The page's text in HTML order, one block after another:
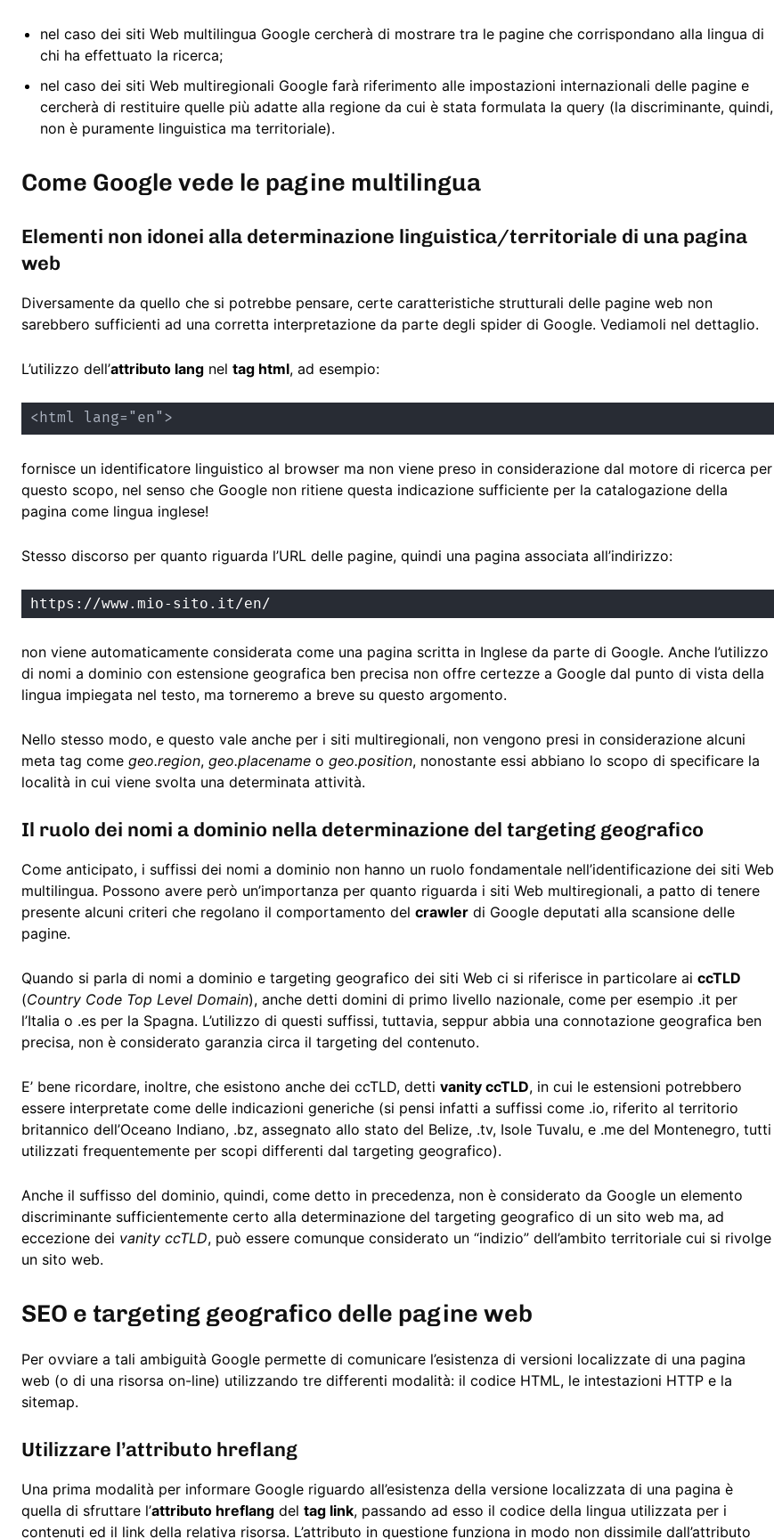
nel caso dei siti Web multilingua Google cercherà di mostrare tra le pagine che corrispondano alla lingua di
chi ha effettuato la ricerca;
nel caso dei siti Web multiregionali Google farà riferimento alle impostazioni internazionali delle pagine e
cercherà di restituire quelle più adatte alla regione da cui è stata formulata la query (la discriminante, quindi,
non è puramente linguistica ma territoriale).
Come Google vede le pagine multilingua
Elementi non idonei alla determinazione linguistica/territoriale di una pagina
web
Diversamente da quello che si potrebbe pensare, certe caratteristiche strutturali delle pagine web non
sarebbero sufficienti ad una corretta interpretazione da parte degli spider di Google. Vediamoli nel dettaglio.
L’utilizzo dell’attributo lang nel tag html, ad esempio:
<html lang="en">
fornisce un identificatore linguistico al browser ma non viene preso in considerazione dal motore di ricerca per
questo scopo, nel senso che Google non ritiene questa indicazione sufficiente per la catalogazione della
pagina come lingua inglese!
Stesso discorso per quanto riguarda l’URL delle pagine, quindi una pagina associata all’indirizzo:
https://www.mio-sito.it/en/
non viene automaticamente considerata come una pagina scritta in Inglese da parte di Google. Anche l’utilizzo
di nomi a dominio con estensione geografica ben precisa non offre certezze a Google dal punto di vista della
lingua impiegata nel testo, ma torneremo a breve su questo argomento.
Nello stesso modo, e questo vale anche per i siti multiregionali, non vengono presi in considerazione alcuni
meta tag come geo.region, geo.placename o geo.position, nonostante essi abbiano lo scopo di specificare la
località in cui viene svolta una determinata attività.
Il ruolo dei nomi a dominio nella determinazione del targeting geografico
Come anticipato, i suffissi dei nomi a dominio non hanno un ruolo fondamentale nell’identificazione dei siti Web
multilingua. Possono avere però un’importanza per quanto riguarda i siti Web multiregionali, a patto di tenere
presente alcuni criteri che regolano il comportamento del crawler di Google deputati alla scansione delle
pagine.
Quando si parla di nomi a dominio e targeting geografico dei siti Web ci si riferisce in particolare ai ccTLD
(Country Code Top Level Domain), anche detti domini di primo livello nazionale, come per esempio .it per
l’Italia o .es per la Spagna. L’utilizzo di questi suffissi, tuttavia, seppur abbia una connotazione geografica ben
precisa, non è considerato garanzia circa il targeting del contenuto.
E’ bene ricordare, inoltre, che esistono anche dei ccTLD, detti vanity ccTLD, in cui le estensioni potrebbero
essere interpretate come delle indicazioni generiche (si pensi infatti a suffissi come .io, riferito al territorio
britannico dell’Oceano Indiano, .bz, assegnato allo stato del Belize, .tv, Isole Tuvalu, e .me del Montenegro, tutti
utilizzati frequentemente per scopi differenti dal targeting geografico).
Anche il suffisso del dominio, quindi, come detto in precedenza, non è considerato da Google un elemento
discriminante sufficientemente certo alla determinazione del targeting geografico di un sito web ma, ad
eccezione dei vanity ccTLD, può essere comunque considerato un “indizio” dell’ambito territoriale cui si rivolge
un sito web.
SEO e targeting geografico delle pagine web
Per ovviare a tali ambiguità Google permette di comunicare l’esistenza di versioni localizzate di una pagina
web (o di una risorsa on-line) utilizzando tre differenti modalità: il codice HTML, le intestazioni HTTP e la
sitemap.
Utilizzare l’attributo hreflang
Una prima modalità per informare Google riguardo all’esistenza della versione localizzata di una pagina è
quella di sfruttare l’attributo hreflang del tag link, passando ad esso il codice della lingua utilizzata per i
contenuti ed il link della relativa risorsa. L’attributo in questione funziona in modo non dissimile dall’attributo